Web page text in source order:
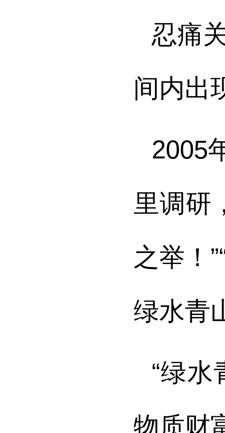
忍痛
间内出
2005
里调研
之举！
绿水青
“绿水
物质财